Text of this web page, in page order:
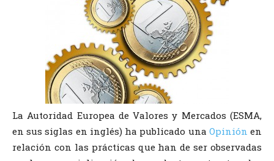
La Autoridad Europea de Valores y Mercados (ESMA,
en sus siglas en inglés) ha publicado una Opinión en
relación con las prácticas que han de ser observadas